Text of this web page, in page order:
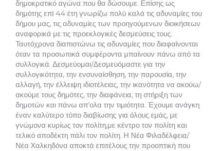
δημοκρατικό αγώνα που θα δώσουμε. Επίσης ως
δημότης επί 44 έτη γνωρίζω πολύ καλά τις αδυναμίες του
δήμου μας, τις αδυναμίες των προηγούμενων διοικήσεων
αναφορικά με τις προεκλογικές δεσμεύσεις τους.
Ταυτόχρονα διαπιστώνω τις αδυναμίες που διαφαίνονται
όταν τα προσωπικά συμφέροντα μπαίνουν πάνω από τα
συλλογικά. Δεσμεύομαι/Δεσμευόμαστε για την
συλλογικότητα, την ενσυναίσθηση, την παρουσία, την
αλλαγή, την έλλειψη ιδιοτέλειας, την ικανότητα να ακούω/
ακούμε τους δημότες, την διαφάνεια, τη στήριξη των
δημοτών και πάνω απ’ολα την τιμιότητα. Έχουμε ανάγκη
έναν καλύτερο τόπο διαβίωσης για όλους εμάς, με
γνώμονα κυρίως τον πολίτη,με κέντρο τον πολίτη και
τελικό αποδέκτη πάλι τον πολίτη. Η Νέα Φιλαδέλφεια/
Νέα Χαλκηδόνα αποκτά επιτέλους την προοπτική που